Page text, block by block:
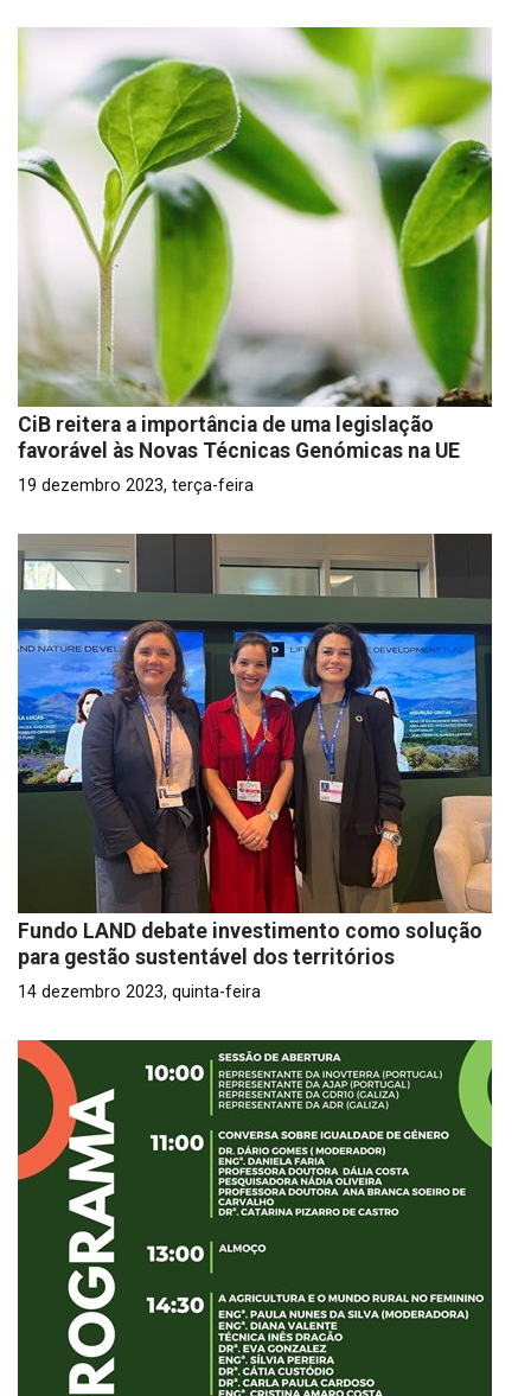
CiB reitera a importância de uma legislação
favorável às Novas Técnicas Genómicas na UE
19 dezembro 2023, terça-feira
Fundo LAND debate investimento como solução
para gestão sustentável dos territórios
14 dezembro 2023, quinta-feira